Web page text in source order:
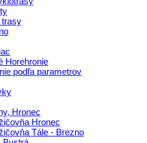
Horehronie
podľa parametrov
Hronec
Hronec
Tále - Brezno